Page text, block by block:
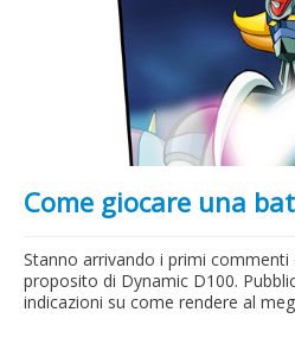
Come giocare una
Stanno arrivando i primi commenti
proposito di Dynamic D100.
indicazioni su come rendere al